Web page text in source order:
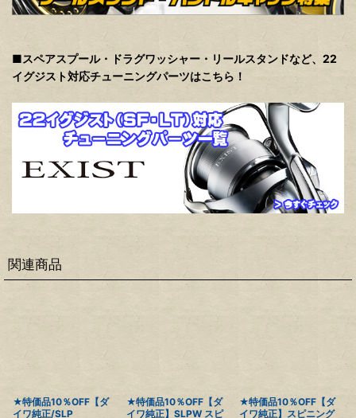
■スペアスプール・ドラグワッシャー・リールスタンドなど、22
イグジスト対応チューニングパーツはこちら！
関連商品
★特価品10％OFF【ダ
イワ純正/SLP
★特価品10％OFF【ダ
イワ純正】SLPW スピ
★特価品10％OFF【ダ
イワ純正】スピニング